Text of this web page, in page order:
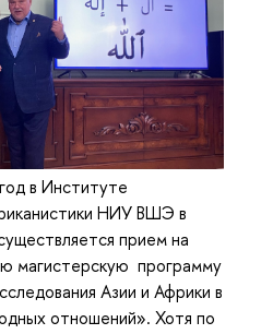
в Институте
НИУ ВШЭ в
прием на
магистерскую программу
Азии и Африки в
отношений». Хотя по